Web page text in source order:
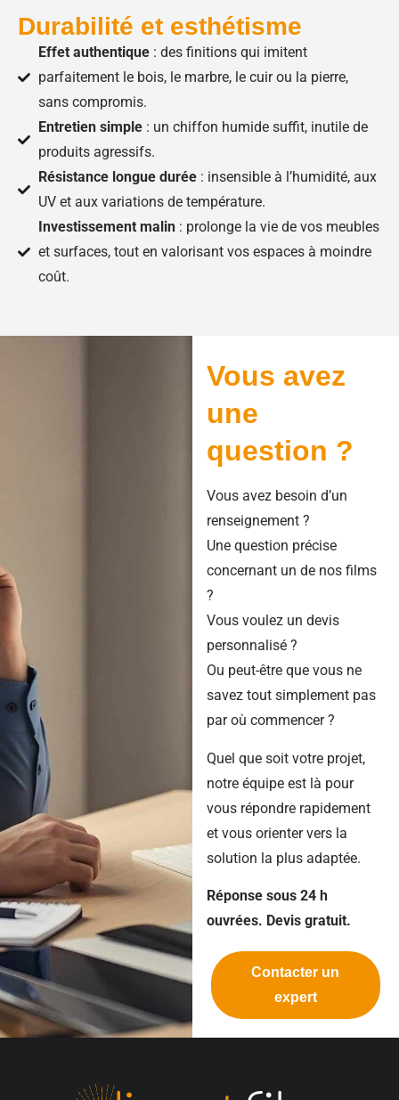
Durabilité et esthétisme
Effet authentique: des finitions qui imitent
parfaitement le bois, le marbre, le cuir ou la pierre,
sans compromis.
Entretien simple: un chiffon humide suffit, inutile de
produits agressifs.
Résistance longue durée: insensible à l’humidité, aux
UV et aux variations de température.
Investissement malin: prolonge la vie de vos meubles
et surfaces, tout en valorisant vos espaces à moindre
coût.
Vous avez
une
question ?
Vous avez besoin d’un
renseignement ?
Une question précise
concernant un de nos films
?
Vous voulez un devis
personnalisé ?
Ou peut-être que vous ne
savez tout simplement pas
par où commencer ?
Quel que soit votre projet,
notre équipe est là pour
vous répondre rapidement
et vous orienter vers la
solution la plus adaptée.
Réponse sous 24 h
ouvrées. Devis gratuit.
Contacter un
expert